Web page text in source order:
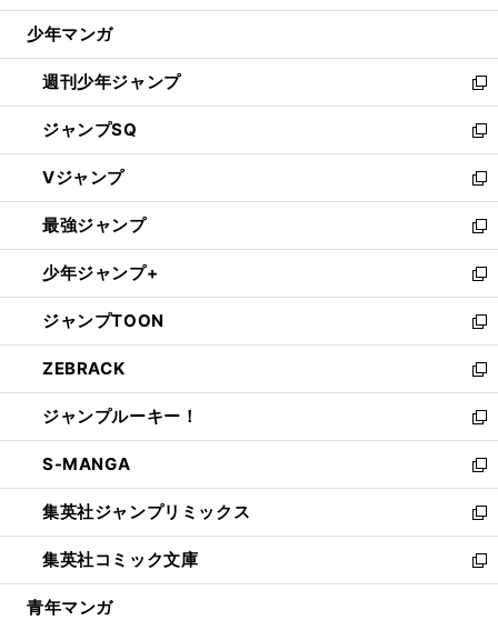
ウ
開
く
少年マンガ
週刊少年ジャンプ
新
し
い
ウ
ィ
ン
ド
ウ
で
開
く
ジャンプSQ
新
し
い
ウ
ィ
ン
ド
ウ
で
開
く
Vジャンプ
新
し
い
ウ
ィ
ン
ド
ウ
で
開
く
最強ジャンプ
新
し
い
ウ
ィ
ン
ド
ウ
で
開
く
少年ジャンプ+
新
し
い
ウ
ィ
ン
ド
ウ
で
開
く
ジャンプTOON
新
し
い
ウ
ィ
ン
ド
ウ
で
開
く
ZEBRACK
新
し
い
ウ
ィ
ン
ド
ウ
で
開
ジャンプルーキー！
新
し
い
ウ
ィ
ン
ド
ウ
S-MANGA
新
し
い
ウ
ィ
ン
集英社ジャンプリミックス
新
し
い
ウ
集英社コミック文庫
新
し
青年マンガ